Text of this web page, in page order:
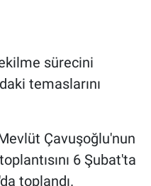
sürecini
temaslarını
Çavuşoğlu'nun
6 Şubat'ta
toplandı.